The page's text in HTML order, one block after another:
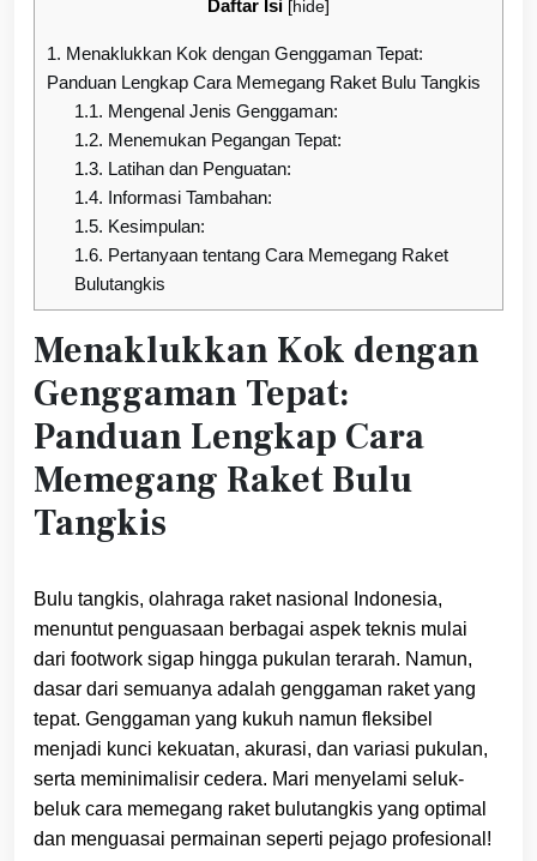
Daftar Isi [hide]
1. Menaklukkan Kok dengan Genggaman Tepat:
Panduan Lengkap Cara Memegang Raket Bulu Tangkis
1.1. Mengenal Jenis Genggaman:
1.2. Menemukan Pegangan Tepat:
1.3. Latihan dan Penguatan:
1.4. Informasi Tambahan:
1.5. Kesimpulan:
1.6. Pertanyaan tentang Cara Memegang Raket
Bulutangkis
Menaklukkan Kok dengan
Genggaman Tepat:
Panduan Lengkap Cara
Memegang Raket Bulu
Tangkis
Bulu tangkis, olahraga raket nasional Indonesia,
menuntut penguasaan berbagai aspek teknis mulai
dari footwork sigap hingga pukulan terarah. Namun,
dasar dari semuanya adalah genggaman raket yang
tepat. Genggaman yang kukuh namun fleksibel
menjadi kunci kekuatan, akurasi, dan variasi pukulan,
serta meminimalisir cedera. Mari menyelami seluk-
beluk cara memegang raket bulutangkis yang optimal
dan menguasai permainan seperti pejago profesional!